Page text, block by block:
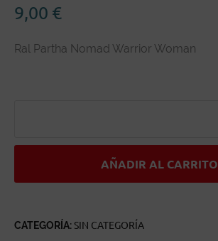
9,00 €
Ral Partha Nomad Warrior Woman
CANTIDAD
AÑADIR AL CARRITO
CATEGORÍA: SIN CATEGORÍA